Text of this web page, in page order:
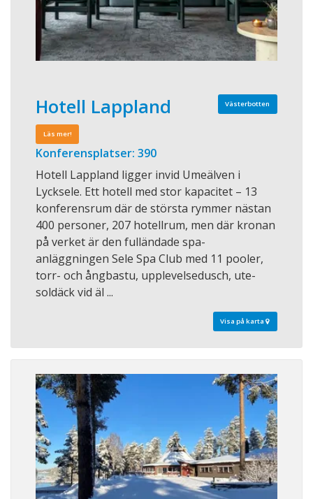
Västerbotten
Hotell Lappland
Läs mer!
Konferensplatser: 390
Hotell Lappland ligger invid Umeälven i
Lycksele. Ett hotell med stor kapacitet – 13
konferensrum där de största rymmer nästan
400 personer, 207 hotellrum, men där kronan
på verket är den fulländade spa-
anläggningen Sele Spa Club med 11 pooler,
torr- och ångbastu, upplevelsedusch, ute-
soldäck vid äl ...
Visa på karta